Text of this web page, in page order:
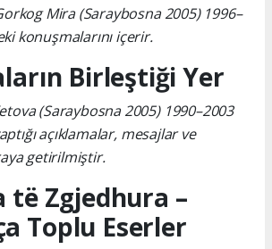
Mira (Saraybosna 2005) 1996–
konuşmalarını içerir.
Birleştiği Yer
(Saraybosna 2005) 1990–2003
açıklamalar, mesajlar ve
getirilmiştir.
të Zgjedhura –
Toplu Eserler